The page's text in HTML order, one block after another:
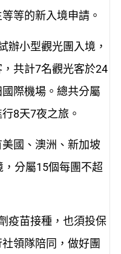
等的新入境申請。
辦小型觀光團入境，
共計7名觀光客於24
際機場。總共分屬
8天7夜之旅。
國、澳洲、新加坡
分屬15個每團不超
疫苗接種，也須投保
領隊陪同，做好團